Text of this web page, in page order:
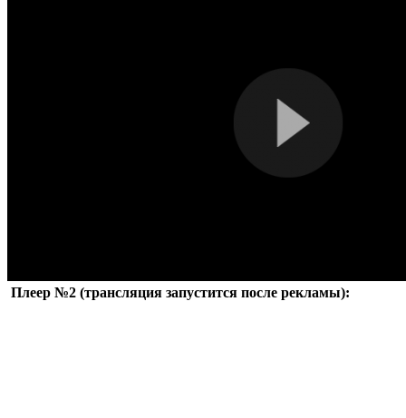
Плеер №2 (трансляция запустится после рекламы):